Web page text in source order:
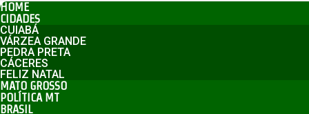
HOME
CIDADES
CUIABÁ
VÁRZEA GRANDE
PEDRA PRETA
CÁCERES
FELIZ NATAL
MATO GROSSO
POLÍTICA MT
BRASIL